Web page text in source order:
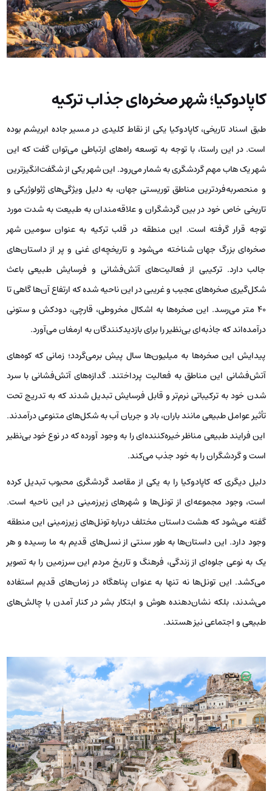
کاپادوکیا؛ شهر صخره‌ای جذاب ترکیه
طبق اسناد تاریخی، کاپادوکیا یکی از نقاط کلیدی در مسیر جاده ابریشم بوده
است. در این راستا، با توجه به توسعه راه‌های ارتباطی می‌توان گفت که این
شهر یک هاب مهم گردشگری به شمار می‌رود. این شهر یکی از شگفت‌انگیزترین
و منحصربه‌فردترین مناطق توریستی جهان، به دلیل ویژگی‌های ژئولوژیکی و
تاریخی خاص خود در بین گردشگران و علاقه‌مندان به طبیعت به شدت مورد
توجه قرار گرفته است. این منطقه در قلب ترکیه به عنوان سومین شهر
صخره‌ای بزرگ جهان شناخته می‌شود و تاریخچه‌ای غنی و پر از داستان‌های
جالب دارد. ترکیبی از فعالیت‌های آتش‌فشانی و فرسایش طبیعی باعث
شکل‌گیری صخره‌های عجیب و غریبی در این ناحیه شده که ارتفاع آن‌ها گاهی تا
۴۰ متر می‌رسد. این صخره‌ها به اشکال مخروطی، قارچی، دودکش و ستونی
درآمده‌اند که جاذبه‌ای بی‌نظیر را برای بازدیدکنندگان به ارمغان می‌آورد.
پیدایش این صخره‌ها به میلیون‌ها سال پیش برمی‌گردد؛ زمانی که کوه‌های
آتش‌فشانی این مناطق به فعالیت پرداختند. گدازه‌های آتش‌فشانی با سرد
شدن خود به ترکیباتی نرم‌تر و قابل فرسایش تبدیل شدند که به تدریج تحت
تأثیر عوامل طبیعی مانند باران، باد و جریان آب به شکل‌های متنوعی درآمدند.
این فرایند طبیعی مناظر خیره‌کننده‌ای را به وجود آورده که در نوع خود بی‌نظیر
است و گردشگران را به خود جذب می‌کند.
دلیل دیگری که کاپادوکیا را به یکی از مقاصد گردشگری محبوب تبدیل کرده
است، وجود مجموعه‌ای از تونل‌ها و شهرهای زیرزمینی در این ناحیه است.
گفته می‌شود که هشت داستان مختلف درباره تونل‌های زیرزمینی این منطقه
وجود دارد. این داستان‌ها به طور سنتی از نسل‌های قدیم به ما رسیده و هر
یک به نوعی جلوه‌ای از زندگی، فرهنگ و تاریخ مردم این سرزمین را به تصویر
می‌کشد. این تونل‌ها نه تنها به عنوان پناهگاه در زمان‌های قدیم استفاده
می‌شدند، بلکه نشان‌دهنده هوش و ابتکار بشر در کنار آمدن با چالش‌های
طبیعی و اجتماعی نیز هستند.